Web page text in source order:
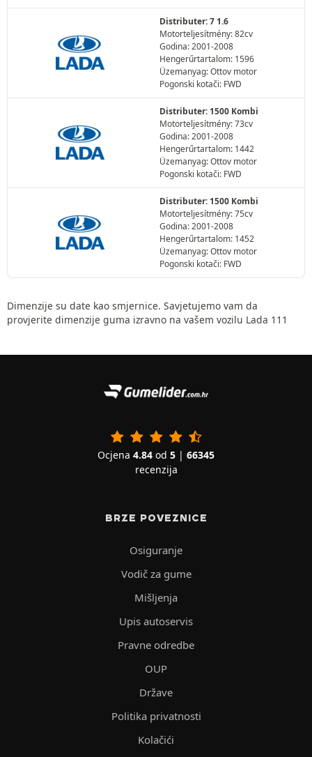
Distributer: 7 1.6
Motorteljesítmény: 82cv
Godina: 2001-2008
Hengerűrtartalom: 1596
Üzemanyag: Ottov motor
Pogonski kotači: FWD
Distributer: 1500 Kombi
Motorteljesítmény: 73cv
Godina: 2001-2008
Hengerűrtartalom: 1442
Üzemanyag: Ottov motor
Pogonski kotači: FWD
Distributer: 1500 Kombi
Motorteljesítmény: 75cv
Godina: 2001-2008
Hengerűrtartalom: 1452
Üzemanyag: Ottov motor
Pogonski kotači: FWD
Dimenzije su date kao smjernice. Savjetujemo vam da
provjerite dimenzije guma izravno na vašem vozilu Lada 111
Ocjena 4.84 od 5 | 66345
recenzija
BRZE POVEZNICE
Osiguranje
Vodič za gume
Mišljenja
Upis autoservis
Pravne odredbe
OUP
Države
Politika privatnosti
Kolačići